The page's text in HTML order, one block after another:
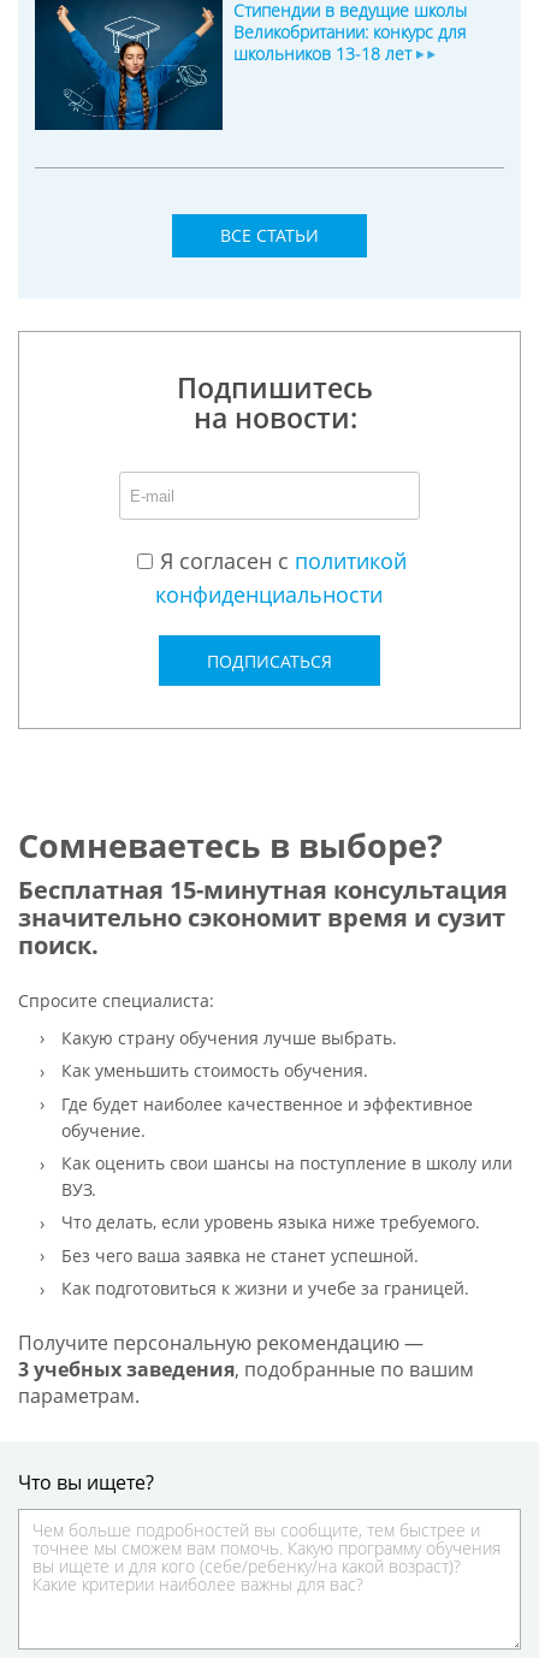
Стипендии в ведущие школы
Великобритании: конкурс для
школьников 13-18 лет
ВСЕ СТАТЬИ
Подпишитесь
на новости:
Я согласен с политикой
конфиденциальности
ПОДПИСАТЬСЯ
Сомневаетесь в выборе?
Бесплатная 15-минутная консультация
значительно сэкономит время и сузит
поиск.
Спросите специалиста:
Какую страну обучения лучше выбрать.
Как уменьшить стоимость обучения.
Где будет наиболее качественное и эффективное
обучение.
Как оценить свои шансы на поступление в школу или
ВУЗ.
Что делать, если уровень языка ниже требуемого.
Без чего ваша заявка не станет успешной.
Как подготовиться к жизни и учебе за границей.
Получите персональную рекомендацию —
3 учебных заведения, подобранные по вашим
параметрам.
Что вы ищете?